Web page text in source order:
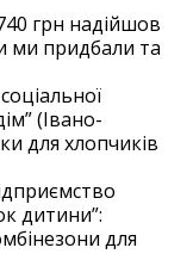
грн надійшов
ми придбали та
(Івано-
для хлопчиків
дитини”:
для